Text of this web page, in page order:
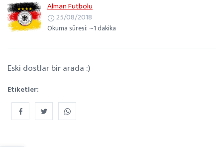
Alman Futbolu
25/08/2018
Okuma süresi: ~1 dakika
Eski dostlar bir arada :)
Etiketler: